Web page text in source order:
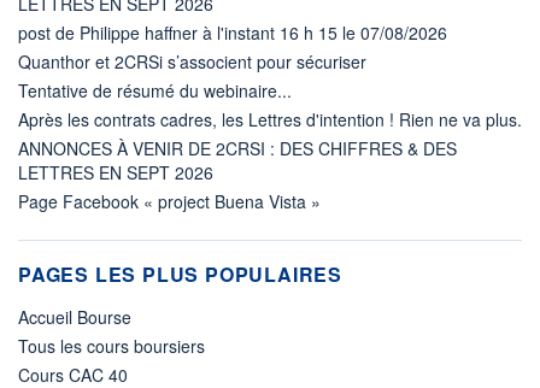
post de Philippe haffner à l'instant 16 h 15 le 07/08/2026
Quanthor et 2CRSi s’associent pour sécuriser
Tentative de résumé du webinaire...
Après les contrats cadres, les Lettres d'intention ! Rien ne va plus.
ANNONCES À VENIR DE 2CRSI : DES CHIFFRES & DES
LETTRES EN SEPT 2026
Page Facebook « project Buena Vista »
PAGES LES PLUS POPULAIRES
Accueil Bourse
Tous les cours boursiers
Cours CAC 40